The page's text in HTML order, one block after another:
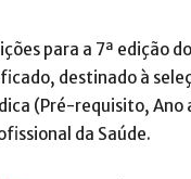
para a 7ª edição
destinado à
(Pré-requisito,
da Saúde.